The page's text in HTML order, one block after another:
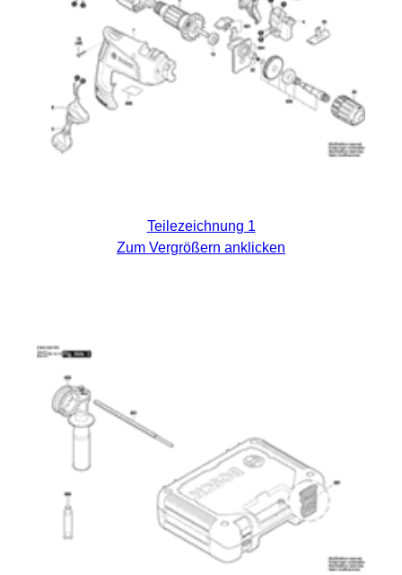
Teilezeichnung 1
Zum Vergrößern anklicken